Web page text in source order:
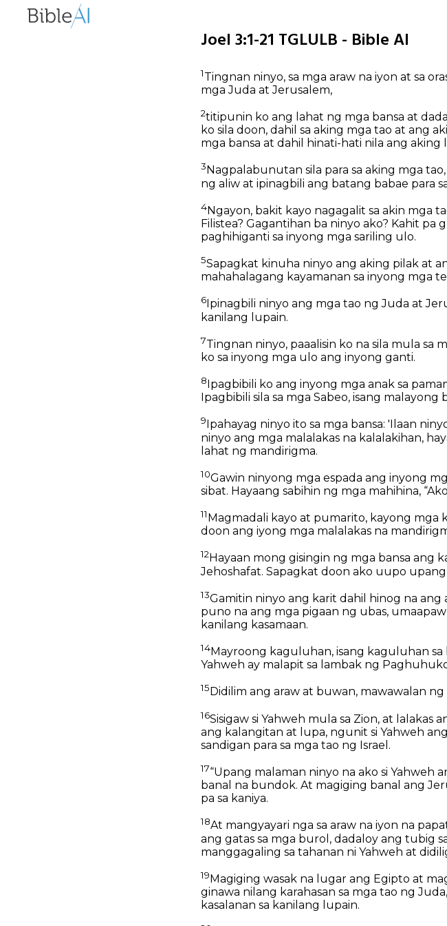
Joel 3:1-21 TGLULB - Bible AI
1Tingnan ninyo, sa mga araw na iyon at sa
mga Juda at Jerusalem,
2titipunin ko ang lahat ng mga bansa at
ko sila doon, dahil sa aking mga tao at ang
mga bansa at dahil hinati-hati nila ang aking
3 Nagpalabunutan sila para sa aking mga
ng aliw at ipinagbili ang batang babae para
4Ngayon, bakit kayo nagagalit sa akin mga
Filistea? Gagantihan ba ninyo ako? Kahit pa
paghihiganti sa inyong mga sariling ulo.
5Sapagkat kinuha ninyo ang aking pilak at
mahahalagang kayamanan sa inyong mga
6 Ipinagbili ninyo ang mga tao ng Juda at
kanilang lupain.
7Tingnan ninyo, paaalisin ko na sila mula sa
ko sa inyong mga ulo ang inyong ganti.
8 Ipagbibili ko ang inyong mga anak sa
Ipagbibili sila sa mga Sabeo, isang
9 Ipahayag ninyo ito sa mga bansa: 'Ilaan
ninyo ang mga malalakas na kalalakihan,
lahat ng mandirigma.
10Gawin ninyong mga espada ang inyong
sibat. Hayaang sabihin ng mga mahihina,
11 Magmadali kayo at pumarito, kayong mga
doon ang iyong mga malalakas na
12Hayaan mong gisingin ng mga bansa ang
Jehoshafat. Sapagkat doon ako uupo
13Gamitin ninyo ang karit dahil hinog na ang
puno na ang mga pigaan ng ubas,
kanilang kasamaan.
14Mayroong kaguluhan, isang kaguluhan
Yahweh ay malapit sa lambak ng
15 Didilim ang araw at buwan, mawawalan
16Sisigaw si Yahweh mula sa Zion, at lalakas
ang kalangitan at lupa, ngunit si Yahweh
sandigan para sa mga tao ng Israel.
17“Upang malaman ninyo na ako si Yahweh
banal na bundok. At magiging banal ang
pa sa kaniya.
18At mangyayari nga sa araw na iyon na
ang gatas sa mga burol, dadaloy ang tubig
manggagaling sa tahanan ni Yahweh at
19Magiging wasak na lugar ang Egipto at
ginawa nilang karahasan sa mga tao ng
kasalanan sa kanilang lupain.